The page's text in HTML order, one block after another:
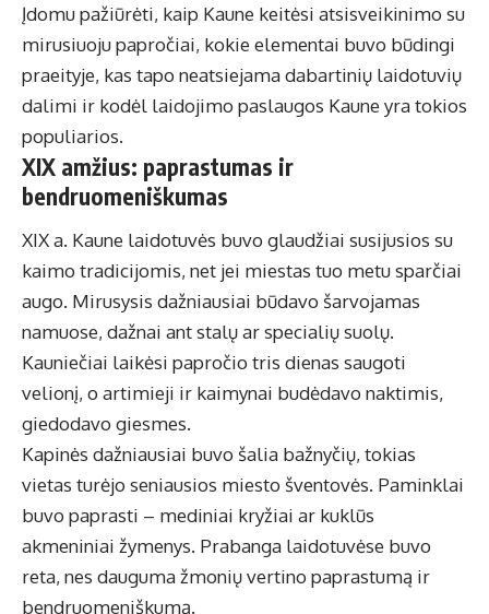
Įdomu pažiūrėti, kaip Kaune keitėsi atsisveikinimo su
mirusiuoju papročiai, kokie elementai buvo būdingi
praeityje, kas tapo neatsiejama dabartinių laidotuvių
dalimi ir kodėl laidojimo paslaugos Kaune yra tokios
populiarios.
XIX amžius: paprastumas ir
bendruomeniškumas
XIX a. Kaune laidotuvės buvo glaudžiai susijusios su
kaimo tradicijomis, net jei miestas tuo metu sparčiai
augo. Mirusysis dažniausiai būdavo šarvojamas
namuose, dažnai ant stalų ar specialių suolų.
Kauniečiai laikėsi papročio tris dienas saugoti
velionį, o artimieji ir kaimynai budėdavo naktimis,
giedodavo giesmes.
Kapinės dažniausiai buvo šalia bažnyčių, tokias
vietas turėjo seniausios miesto šventovės. Paminklai
buvo paprasti – mediniai kryžiai ar kuklūs
akmeniniai žymenys. Prabanga laidotuvėse buvo
reta, nes dauguma žmonių vertino paprastumą ir
bendruomeniškumą.